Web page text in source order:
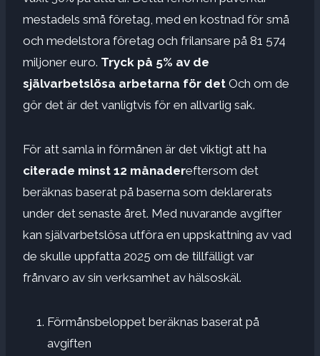
mestadels små företag, med en kostnad för små
och medelstora företag och frilansare på 81 574
miljoner euro. Tryck på 5% av de
självarbetslösa arbetarna för det Och om de
gör det är det vanligtvis för en allvarlig sak.
För att samla in förmånen är det viktigt att ha
citerade minst 12 månadereftersom det
beräknas baserat på baserna som deklarerats
under det senaste året. Med nuvarande avgifter
kan självarbetslösa utföra en uppskattning av vad
de skulle uppfatta 2025 om de tillfälligt var
frånvaro av sin verksamhet av hälsoskäl.
Förmånsbeloppet beräknas baserat på
avgiften